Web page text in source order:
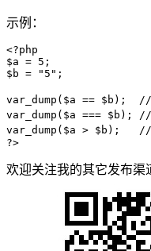
示例：
<?php
$a = 5
$b = "5" ;
var_dump ( $a == $b );
//
var_dump ( $a === $b );
//
var_dump ( $a > $b );
//
?>
欢迎关注我的其它发布渠